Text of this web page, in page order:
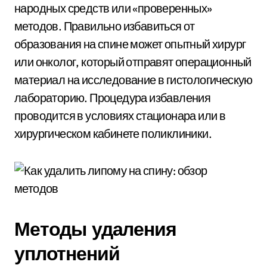
народных средств или «проверенных»
методов. Правильно избавиться от
образования на спине может опытный хирург
или онколог, который отправят операционный
материал на исследование в гистологическую
лабораторию. Процедура избавления
проводится в условиях стационара или в
хирургическом кабинете поликлиники.
Методы удаления
уплотнений